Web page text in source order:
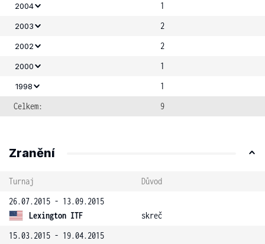
2004 1
2003 2
2002 2
2000 1
1998
1
Celkem:
9
Zranění
Turnaj
Důvod
26.07.2015 - 13.09.2015
Lexington ITF
skreč
15.03.2015 - 19.04.2015